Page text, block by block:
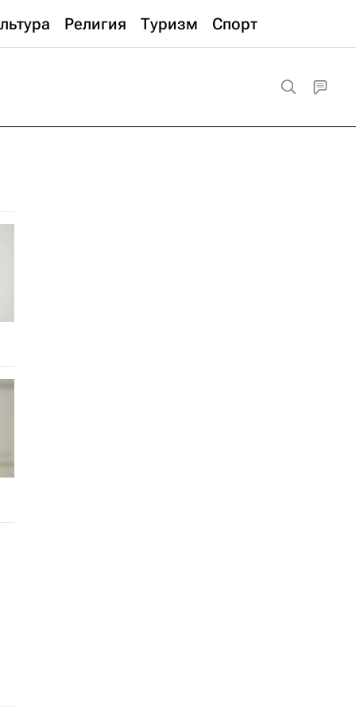
Религия Туризм Спорт